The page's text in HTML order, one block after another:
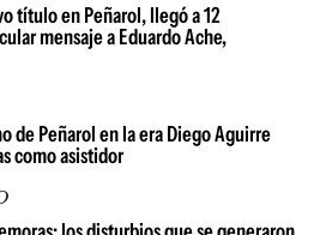
título en Peñarol, llegó a 12
mensaje a Eduardo Ache,
de Peñarol en la era Diego Aguirre
como asistidor